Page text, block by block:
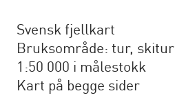
Svensk fjellkart
Bruksområde: tur, skitur
1:50 000 i målestokk
Kart på begge sider